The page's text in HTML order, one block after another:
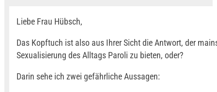
Liebe Frau Hübsch,
Das Kopftuch ist also aus Ihrer Sicht die Antwort, der
Sexualisierung des Alltags Paroli zu bieten, oder?
Darin sehe ich zwei gefährliche Aussagen: